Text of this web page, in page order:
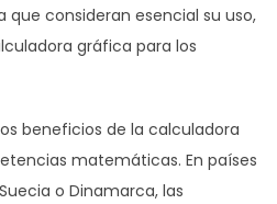
que consideran esencial su uso,
gráfica para los
beneficios de la calculadora
matemáticas. En países
o Dinamarca, las